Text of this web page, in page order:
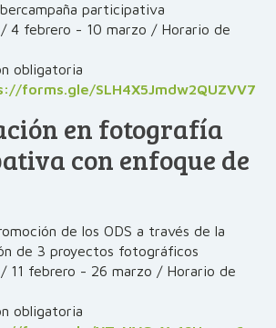
participativa
4 febrero - 10 marzo / Horario de
obligatoria
forms.gle/SLH4X5Jmdw2QUZVV7
en fotografía
con enfoque de
de los ODS a través de la
de 3 proyectos fotográficos
11 febrero - 26 marzo / Horario de
obligatoria